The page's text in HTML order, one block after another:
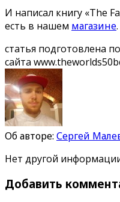
И написал книгу «The
есть в нашем магазине.
статья подготовлена
сайта
Об авторе: Сергей
Нет другой
Добавить